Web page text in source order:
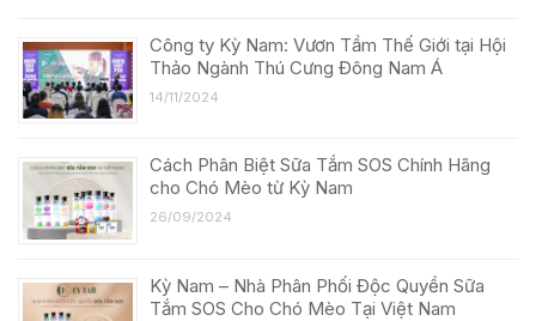
Công ty Kỳ Nam: Vươn Tầm Thế Giới tại Hội
Thảo Ngành Thú Cưng Đông Nam Á
14/11/2024
Cách Phân Biệt Sữa Tắm SOS Chính Hãng
cho Chó Mèo từ Kỳ Nam
26/09/2024
Kỳ Nam – Nhà Phân Phối Độc Quyền Sữa
Tắm SOS Cho Chó Mèo Tại Việt Nam